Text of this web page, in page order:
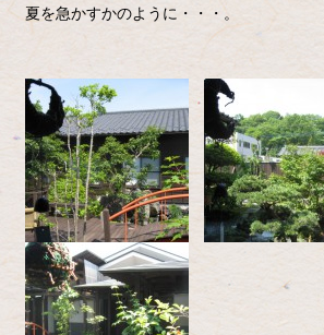
夏を急かすかのように・・・。